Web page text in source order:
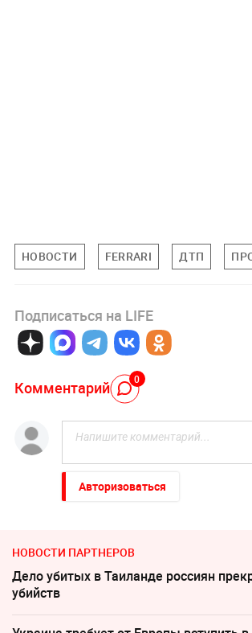
НОВОСТИ FERRARI ДТП
Подписаться на LIFE
Комментарий 0
Авторизоваться
НОВОСТИ ПАРТНЕРОВ
Дело убитых в Таиланде россиян
убийств